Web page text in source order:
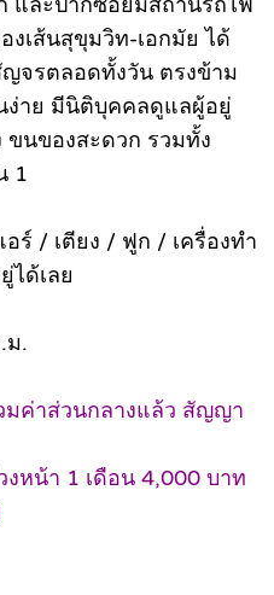
งเส้นสุขุมวิท-เอกมัย ได้
จรตลอดทั้งวัน ตรงข้าม
าย มีนิติบุคคลดูแลผู้อยู่
นของสะดวก รวมทั้ง
1
ร์ / เตียง / ฟูก / เครื่องทำ
ได้เลย
ม.
มค่าส่วนกลางแล้ว สัญญา
งหน้า 1 เดือน 4,000 บาท